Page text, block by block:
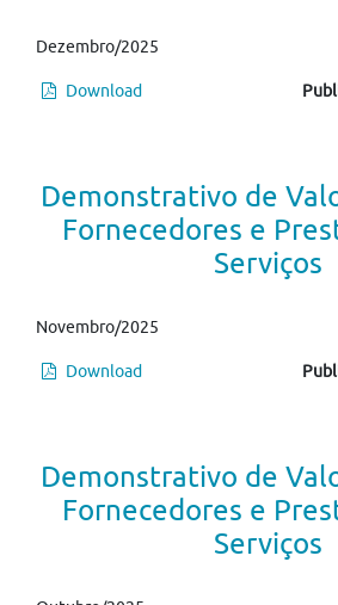
Dezembro/2025
Download
Demonstrativo de
Fornecedores e
Serviços
Novembro/2025
Download
Demonstrativo de
Fornecedores e
Serviços